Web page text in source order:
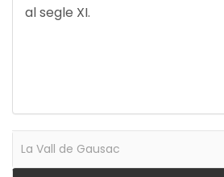
al segle XI.
La Vall de Gausac